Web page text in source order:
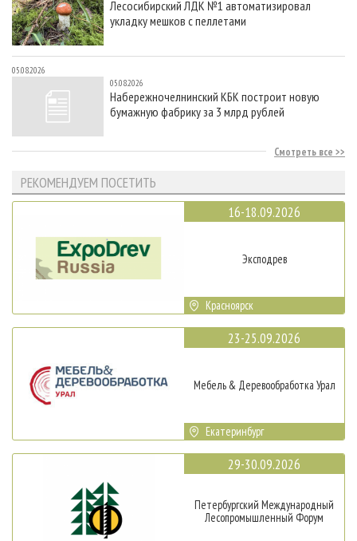
Лесосибирский ЛДК №1 автоматизировал
укладку мешков с пеллетами
05.08.2026
05.08.2026
Набережночелнинский КБК построит новую
бумажную фабрику за 3 млрд рублей
Смотреть все
РЕКОМЕНДУЕМ ПОСЕТИТЬ
16-18.09.2026
Эксподрев
Красноярск
23-25.09.2026
Мебель & Деревообработка Урал
Екатеринбург
29-30.09.2026
Петербургский Международный
Лесопромышленный Форум